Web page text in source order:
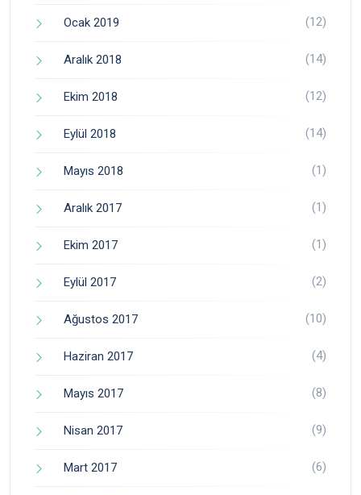
Ocak 2019 (12)
Aralık 2018 (14)
Ekim 2018 (12)
Eylül 2018 (14)
Mayıs 2018 (1)
Aralık 2017 (1)
Ekim 2017 (1)
Eylül 2017 (2)
Ağustos 2017 (10)
Haziran 2017 (4)
Mayıs 2017 (8)
Nisan 2017 (9)
Mart 2017 (6)